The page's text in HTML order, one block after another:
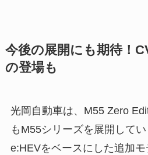
今後の展開にも期待！
の登場も
光岡自動車は、M55 Zero
もM55シリーズを展開してい
e:HEVをベースにした追加